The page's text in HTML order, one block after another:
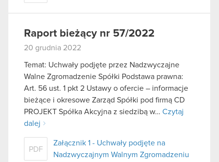
Raport bieżący nr 57/2022
20 grudnia 2022
Temat: Uchwały podjęte przez Nadzwyczajne
Walne Zgromadzenie Spółki Podstawa prawna:
Art. 56 ust. 1 pkt 2 Ustawy o ofercie – informacje
bieżące i okresowe Zarząd Spółki pod firmą CD
PROJEKT Spółka Akcyjna z siedzibą w… Czytaj
dalej
PDF
Załącznik 1 - Uchwały podjęte na
Nadzwyczajnym Walnym Zgromadzeniu